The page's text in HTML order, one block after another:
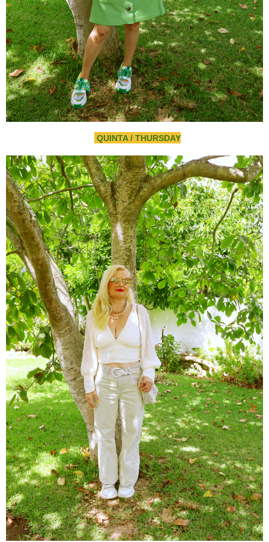
QUINTA / THURSDAY